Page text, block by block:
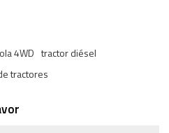
4WD tractor diésel
tractores